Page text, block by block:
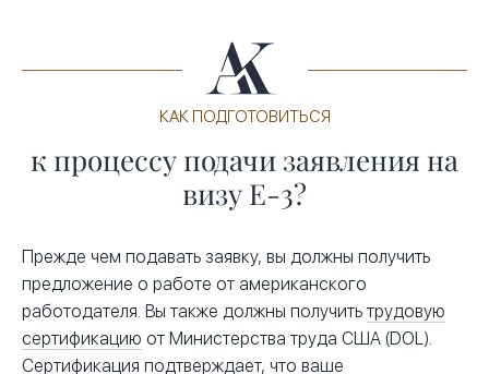
КАК ПОДГОТОВИТЬСЯ
к процессу подачи заявления на
визу E-3?
Прежде чем подавать заявку, вы должны получить
предложение о работе от американского
работодателя. Вы также должны получить трудовую
сертификацию от Министерства труда США (DOL).
Сертификация подтверждает, что ваше